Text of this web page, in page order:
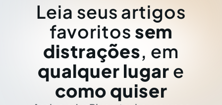
Leia seus artigos
favoritos sem
distrações, em
qualquer lugar e
como quiser